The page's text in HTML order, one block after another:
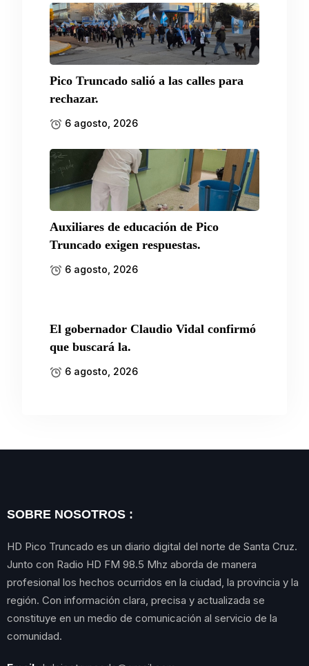
Pico Truncado salió a las calles para
rechazar.
6 agosto, 2026
Auxiliares de educación de Pico
Truncado exigen respuestas.
6 agosto, 2026
El gobernador Claudio Vidal confirmó
que buscará la.
6 agosto, 2026
SOBRE NOSOTROS :
HD Pico Truncado es un diario digital del norte de Santa Cruz.
Junto con Radio HD FM 98.5 Mhz aborda de manera
profesional los hechos ocurridos en la ciudad, la provincia y la
región. Con información clara, precisa y actualizada se
constituye en un medio de comunicación al servicio de la
comunidad.